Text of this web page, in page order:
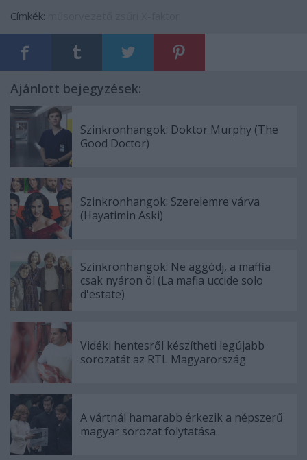
Címkék:
Ajánlott bejegyzések:
Szinkronhangok: Doktor Murphy (The
Good Doctor)
Szinkronhangok: Szerelemre várva
(Hayatimin Aski)
Szinkronhangok: Ne aggódj, a maffia
csak nyáron öl (La mafia uccide solo
d'estate)
Vidéki hentesről készítheti legújabb
sorozatát az RTL Magyarország
A vártnál hamarabb érkezik a népszerű
magyar sorozat folytatása